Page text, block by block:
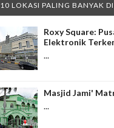
10 LOKASI PALING BANYAK
Roxy Square:
Elektronik
...
Masjid Jami'
...